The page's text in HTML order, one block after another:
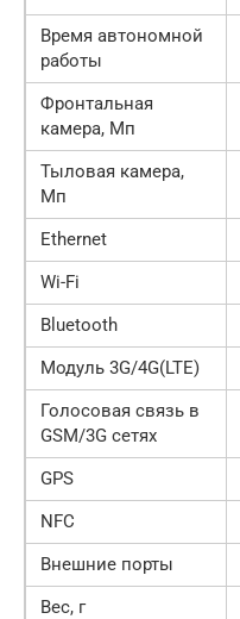
Время автономной
работы
Фронтальная
камера, Мп
Тыловая камера,
Мп
Ethernet
Wi-Fi
Bluetooth
Модуль 3G/4G(LTE)
Голосовая связь в
GSM/3G сетях
GPS
NFC
Внешние порты
Вес, г